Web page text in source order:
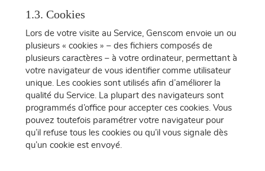
1.3. Cookies
Lors de votre visite au Service, Genscom envoie un ou
plusieurs « cookies » – des fichiers composés de
plusieurs caractères – à votre ordinateur, permettant à
votre navigateur de vous identifier comme utilisateur
unique. Les cookies sont utilisés afin d’améliorer la
qualité du Service. La plupart des navigateurs sont
programmés d’office pour accepter ces cookies. Vous
pouvez toutefois paramétrer votre navigateur pour
qu’il refuse tous les cookies ou qu’il vous signale dès
qu’un cookie est envoyé.